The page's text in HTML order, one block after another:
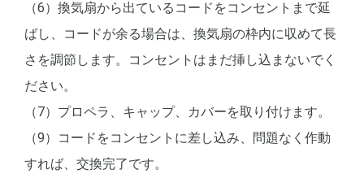
（6）換気扇から出ているコードをコンセントまで延
ばし、コードが余る場合は、換気扇の枠内に収めて長
さを調節します。コンセントはまだ挿し込まないでく
ださい。
（7）プロペラ、キャップ、カバーを取り付けます。
（9）コードをコンセントに差し込み、問題なく作動
すれば、交換完了です。